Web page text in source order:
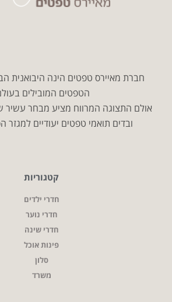
חברת מאיירס טפטים הינה היבואנית
הטפטים המובילים
אולם התצוגה המרווח מציע מבחר עשיר
ובדים תואמי טפטים יעודיים למגזר
קטגוריות
חדרי ילדים
חדרי נוער
חדרי שינה
פינות אוכל
סלון
משרד